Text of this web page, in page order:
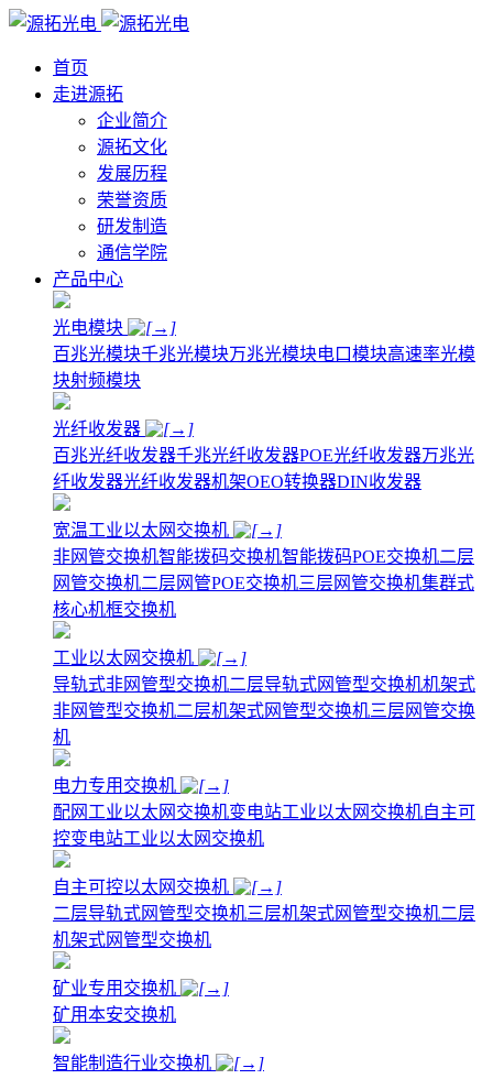
首页
走进源拓
企业简介
源拓文化
发展历程
荣誉资质
研发制造
通信学院
产品中心
光电模块
百兆光模块千兆光模块万兆光模块电口模块高速率光模
块射频模块
光纤收发器
百兆光纤收发器千兆光纤收发器POE光纤收发器万兆光
纤收发器光纤收发器机架OEO转换器DIN收发器
宽温工业以太网交换机
非网管交换机智能拨码交换机智能拨码POE交换机二层
网管交换机二层网管POE交换机三层网管交换机集群式
核心机框交换机
工业以太网交换机
导轨式非网管型交换机二层导轨式网管型交换机机架式
非网管型交换机二层机架式网管型交换机三层网管交换
机
电力专用交换机
配网工业以太网交换机变电站工业以太网交换机自主可
控变电站工业以太网交换机
自主可控以太网交换机
二层导轨式网管型交换机三层机架式网管型交换机二层
机架式网管型交换机
矿业专用交换机
矿用本安交换机
智能制造行业交换机